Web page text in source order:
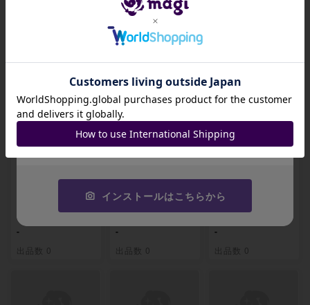
【ARS10+】エド
ワード・ニューゲ
-
出品数 0
【ARS10+】ポー
トガス・D・エース
り) P-SR OP02-0
13
-
出品数 0
【ARS10+】マル
コ(パラレル)(PRB)
-
出品数 0
招待コード
JA9XS8
コピーする
インストールはこちらから